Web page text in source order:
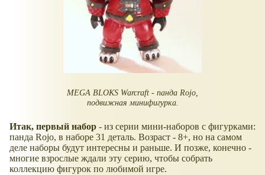
MEGA BLOKS Warcraft - панда Rojo,
подвижная минифигурка.
Итак, первый набор - из серии мини-наборов с фигурками:
панда Rojo, в наборе 31 деталь. Возраст - 8+, но на самом
деле наборы будут интересны и раньше. И позже, конечно -
многие взрослые ждали эту серию, чтобы собрать
коллекцию фигурок по любимой игре.